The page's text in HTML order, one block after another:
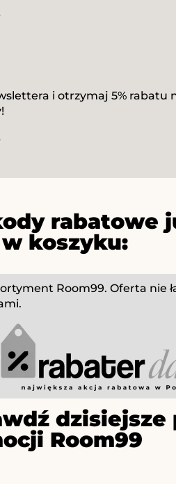
i otrzymaj 5% rabatu
rabatowe
koszyku:
Room99. Oferta nie
Room99